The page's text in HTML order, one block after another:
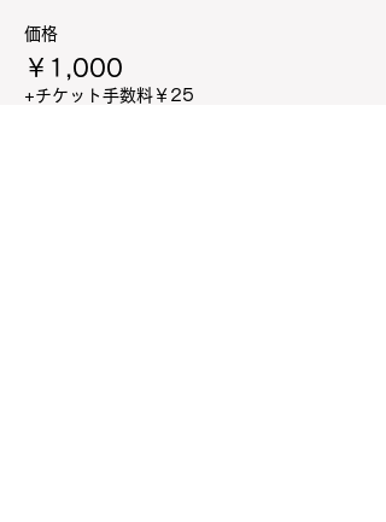
価格
￥1,000
+チケット手数料￥25